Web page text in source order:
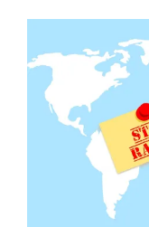
Larger
Image